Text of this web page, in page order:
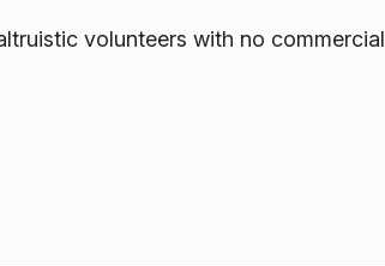
volunteers with no commercial